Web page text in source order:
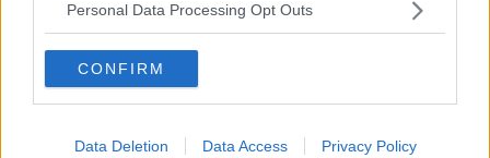
Personal Data Processing Opt Outs
CONFIRM
Data Deletion Data Access Privacy Policy
E' la settimana internazionale contro l'omofobia
Livorno si tinge contro la violenza sulle donne